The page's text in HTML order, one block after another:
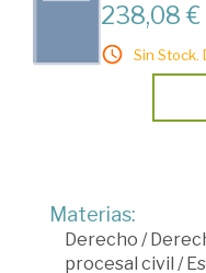
238,08 €
Sin Stock.
Materias:
Derecho /
procesal civil /